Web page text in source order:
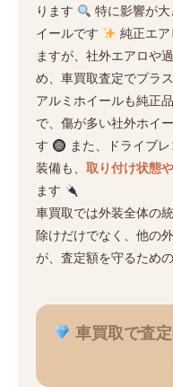
ります
特に影響が
イールです
純正エ
ますが、社外エアロや
め、車買取査定でプラ
アルミホイールも純正
で、傷が多い社外ホイ
す
また、ドライブ
装備も、 取り付け状態
ます
車買取では外装全体の
除けだけでなく、他の
が、査定額を守るため
車買取で査